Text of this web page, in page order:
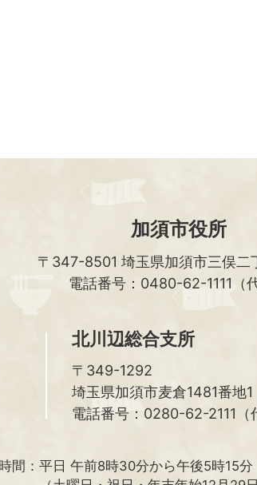
加須市役所
〒347-8501 埼玉県加須市三俣二
電話番号：0480-62-1111（代
北川辺総合支所
〒349-1292
埼玉県加須市麦倉1481番地1
電話番号：0280-62-2111（
間： 平日 午前8時30分から午後5時15分